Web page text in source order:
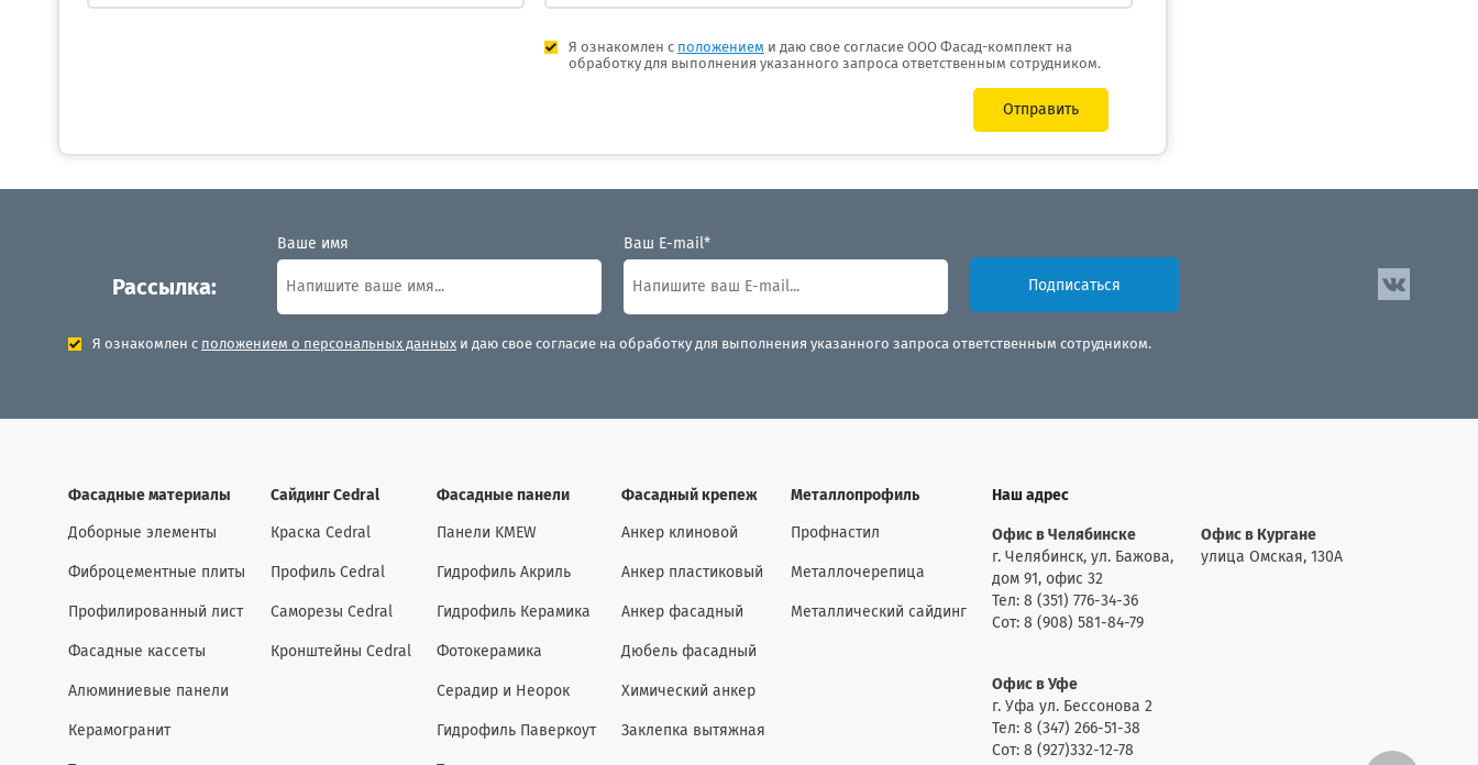
Я ознакомлен с положением и даю свое согласие ООО Фасад-комплект на
обработку для выполнения указанного запроса ответственным сотрудником.
Отправить
Рассылка:
Ваше имя Ваш E-mail*
Подписаться
Я ознакомлен с положением о персональных данных и даю свое согласие на обработку для выполнения указанного запроса ответственным сотрудником.
Фасадные материалы
Доборные элементы
Фиброцементные плиты
Профилированный лист
Фасадные кассеты
Алюминиевые панели
Керамогранит
Сайдинг Cedral
Краска Cedral
Профиль Cedral
Саморезы Cedral
Кронштейны Cedral
Фасадные панели
Панели KMEW
Гидрофиль Акриль
Гидрофиль Керамика
Фотокерамика
Серадир и Неорок
Гидрофиль Паверкоут
Фасадный крепеж
Анкер клиновой
Анкер пластиковый
Анкер фасадный
Дюбель фасадный
Химический анкер
Заклепка вытяжная
Металлопрофиль
Профнастил
Металлочерепица
Металлический сайдинг
Наш адрес
Офис в Челябинске
г. Челябинск, ул. Бажова,
дом 91, офис 32
Тел: 8 (351) 776-34-36
Сот: 8 (908) 581-84-79
Офис в Кургане
улица Омская, 130А
Офис в Уфе
г. Уфа ул. Бессонова 2
Тел: 8 (347) 266-51-38
Сот: 8 (927)332-12-78